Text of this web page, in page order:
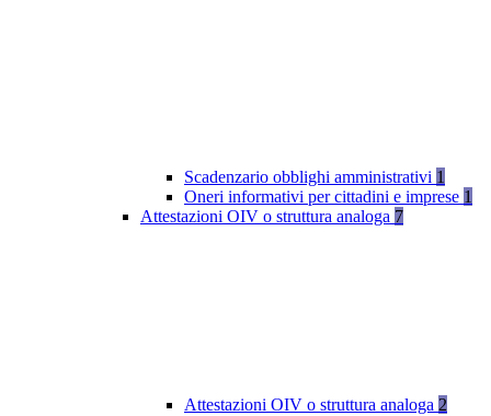
Scadenzario obblighi amministrativi 1
Oneri informativi per cittadini e imprese 1
Attestazioni OIV o struttura analoga 7
Attestazioni OIV o struttura analoga 2